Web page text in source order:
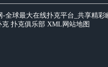
全球最大在线扑克平台_共享精彩
克 扑克俱乐部 XML网站地图